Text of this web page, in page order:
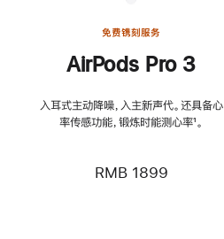
免费镌刻服务
AirPods Pro 3
入耳式主动降噪，入主新声代。还具备心
率传感功能，锻炼时能测心率脚
¹。
RMB 1899